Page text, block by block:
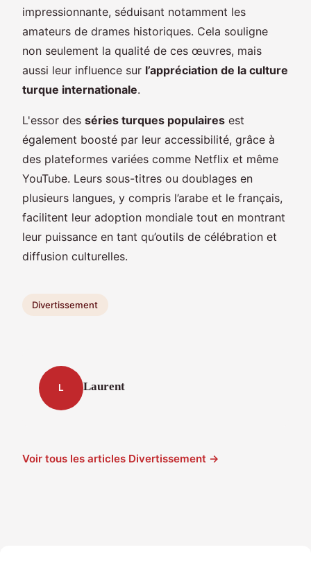
impressionnante, séduisant notamment les
amateurs de drames historiques. Cela souligne
non seulement la qualité de ces œuvres, mais
aussi leur influence sur l’appréciation de la culture
turque internationale.
L'essor des séries turques populaires est
également boosté par leur accessibilité, grâce à
des plateformes variées comme Netflix et même
YouTube. Leurs sous-titres ou doublages en
plusieurs langues, y compris l’arabe et le français,
facilitent leur adoption mondiale tout en montrant
leur puissance en tant qu’outils de célébration et
diffusion culturelles.
Divertissement
L Laurent
Voir tous les articles Divertissement →